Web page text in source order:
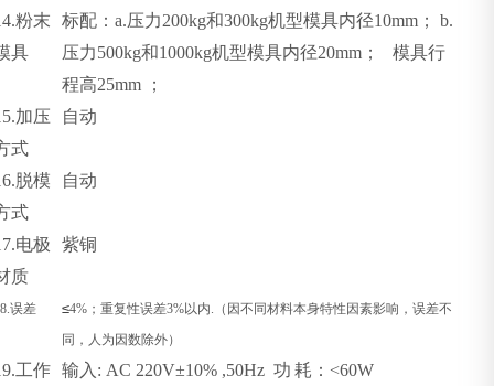
粉末
具
标配：a.压力200kg和300kg机型模具内径10mm ；
b.
压力500kg和1000kg机型模具内径20mm ；
模具行
程高25mm
；
加压
式
自动
脱模
式
自动
电极
质
紫铜
误差 ≤4% ；重复性误差3%以内. （因不同材料本身特性因素影响，误差不
同，人为因数除外）
工作
输入 : AC 220V±10% ,50Hz功 耗： <60W